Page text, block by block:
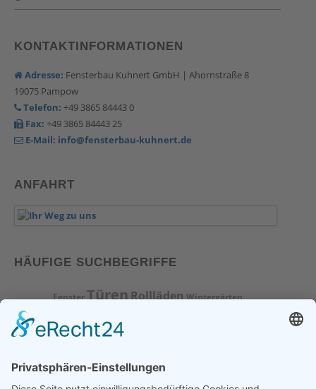
KONTAKTINFORMATIONEN
Adresse: Fensterbau Kuhnert GmbH | Ahornstraße 8
19075 Pampow
Telefon: +49 3865 84443 0
Fax: +49 3865 84443 25
E-Mail: info@fensterbau-kuhnert.de
ANFAHRT
HÄUFIGE SUCHBEGRIFFE
FensterTürenRollläden Wintergärten
Terrassenüberdachungen